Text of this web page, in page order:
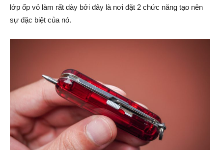
lớp ốp vỏ làm rất dày bởi đây là nơi đặt 2 chức năng tạo nên
sự đặc biệt của nó.